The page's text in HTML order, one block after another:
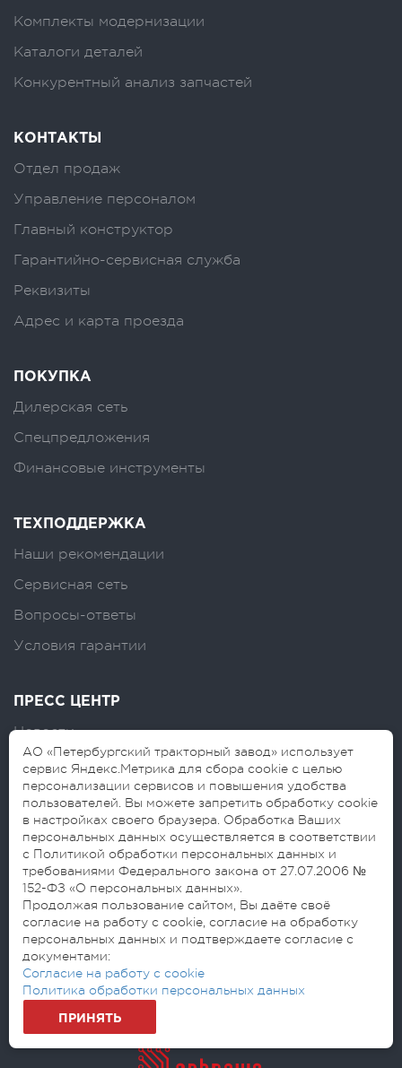
Комплекты модернизации
Каталоги деталей
Конкурентный анализ запчастей
КОНТАКТЫ
Отдел продаж
Управление персоналом
Главный конструктор
Гарантийно-сервисная служба
Реквизиты
Адрес и карта проезда
ПОКУПКА
Дилерская сеть
Спецпредложения
Финансовые инструменты
ТЕХПОДДЕРЖКА
Наши рекомендации
Сервисная сеть
Вопросы-ответы
Условия гарантии
ПРЕСС ЦЕНТР
Новости
Логотипы
Блог
© 2026 АО «Петербургский тракторный
завод»
Согласие на обработку персональных данных
Политика обработки персональных данных
Разработано:
АО «Петербургский тракторный завод» использует
сервис Яндекс.Метрика для сбора cookie с целью
персонализации сервисов и повышения удобства
пользователей. Вы можете запретить обработку cookie
в настройках своего браузера. Обработка Ваших
персональных данных осуществляется в соответствии
с Политикой обработки персональных данных и
требованиями Федерального закона от 27.07.2006 №
152-ФЗ «О персональных данных».
Продолжая пользование сайтом, Вы даёте своё
согласие на работу с cookie, согласие на обработку
персональных данных и подтверждаете согласие с
документами:
Согласие на работу с cookie
Политика обработки персональных данных
ПРИНЯТЬ